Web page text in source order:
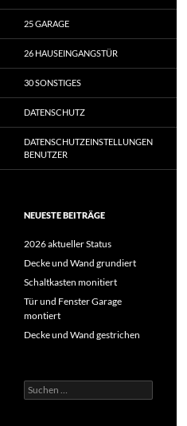
25 GARAGE
26 HAUSEINGANGSTÜR
30 SONSTIGES
DATENSCHUTZ
DATENSCHUTZEINSTELLUNGEN
BENUTZER
NEUESTE BEITRÄGE
2026 aktueller Status
Decke und Wand grundiert
Schaltkasten monitiert
Tür und Fenster Garage
montiert
Decke und Wand gestrichen
Suche
nach: